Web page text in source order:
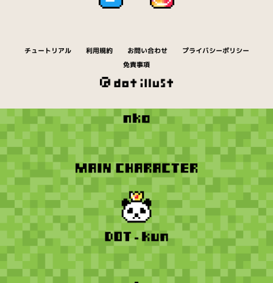
チュートリアル 利用規約 お問い合わせ
プライバシーポリシー
免責事項